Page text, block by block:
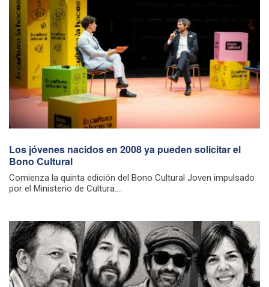
Los jóvenes nacidos en 2008 ya pueden solicitar el
Bono Cultural
Comienza la quinta edición del Bono Cultural Joven impulsado
por el Ministerio de Cultura....